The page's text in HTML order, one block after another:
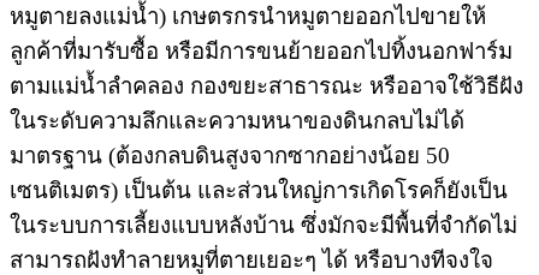
หมูตายลงแม่น้ำ)​ เกษตรกรนำหมูตายออกไปขายให้
ลูกค้าที่มารับซื้อ​ หรือมีการขนย้ายออกไปทิ้งนอกฟาร์ม​
ตามแม่น้ำลำคลอง​ กองขยะ​สาธารณะ​ หรืออาจใช้วิธีฝัง
ในระดับความลึกและความหนาของดินกลบไม่ได้
มาตรฐาน​ (ต้องกลบดินสูงจากซากอย่างน้อย 50
เซนติเมตร)​ เป็นต้น​ และส่วนใหญ่การเกิดโรคก็ยังเป็น
ในระบบการเลี้ยงแบบหลังบ้าน​ ซึ่งมักจะมีพื้นที่จำกัดไม่
สามารถฝังทำลายหมูที่ตายเยอะๆ ได้​ หรือบางทีจงใจ